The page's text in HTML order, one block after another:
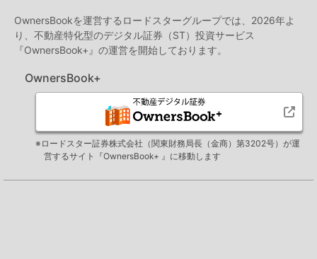
OwnersBookを運営するロードスターグループでは、2026年よ
り、不動産特化型のデジタル証券（ST）投資サービス
『OwnersBook+』の運営を開始しております。
OwnersBook+
※ロードスター証券株式会社（関東財務局長（金商）第3202号）が運
営するサイト『OwnersBook+ 』に移動します